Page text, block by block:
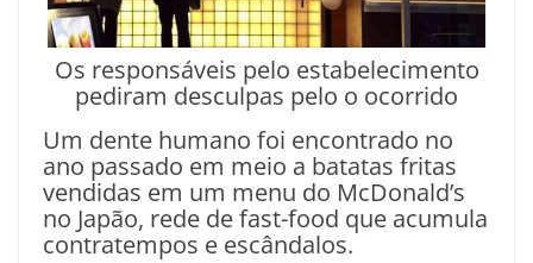
Os responsáveis pelo estabelecimento
pediram desculpas pelo o ocorrido
Um dente humano foi encontrado no
ano passado em meio a batatas fritas
vendidas em um menu do McDonald’s
no Japão, rede de fast-food que acumula
contratempos e escândalos.